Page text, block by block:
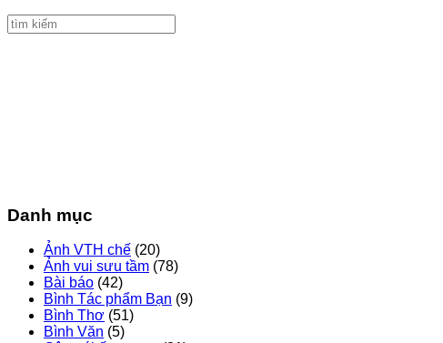
Danh mục
Ảnh VTH chế (20)
Ảnh vui sưu tầm (78)
Bài báo (42)
Bình Tác phẩm Bạn (9)
Bình Thơ (51)
Bình Văn (5)